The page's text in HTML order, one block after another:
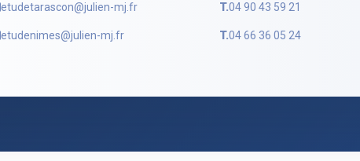
etudetarascon@julien-mj.fr T.04 90 43 59 21
etudenimes@julien-mj.fr T.04 66 36 05 24